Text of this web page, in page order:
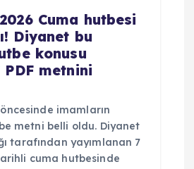
Cuma hutbesi
Diyanet bu
konusu
PDF metnini
imamların
metni belli oldu. Diyanet
tarafından yayımlanan 7
cuma hutbesinde